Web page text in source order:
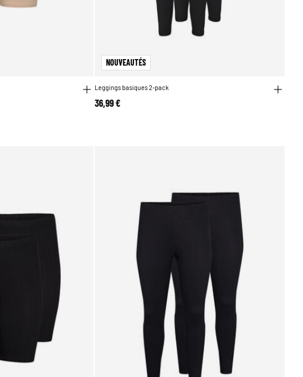
NOUVEAUTÉS
Leggings basiques 2-pack
36,99 €